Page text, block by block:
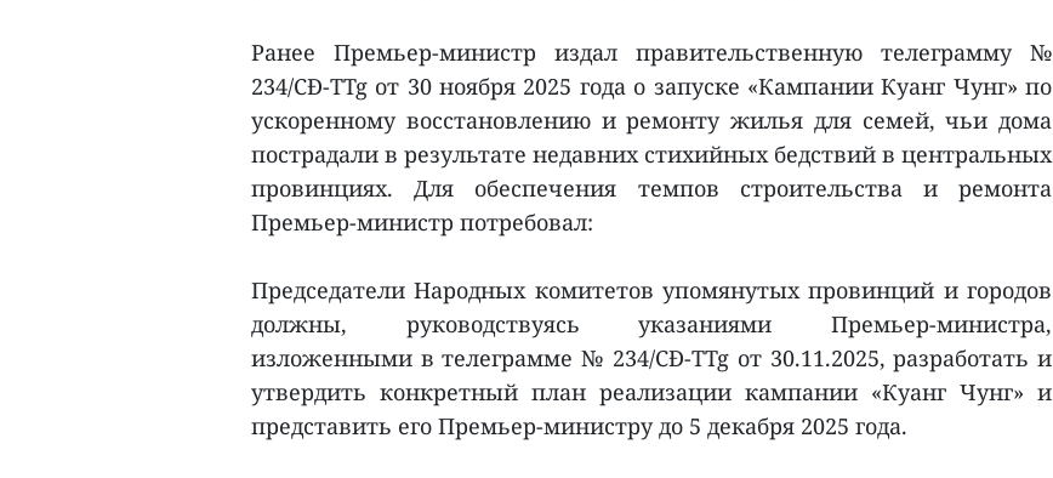
Ранее Премьер-министр издал правительственную телеграмму №
234/CĐ-TTg от 30 ноября 2025 года о запуске «Кампании Куанг Чунг» по
ускоренному восстановлению и ремонту жилья для семей, чьи дома
пострадали в результате недавних стихийных бедствий в центральных
провинциях. Для обеспечения темпов строительства и ремонта
Премьер-министр потребовал:
Председатели Народных комитетов упомянутых провинций и городов
должны, руководствуясь указаниями Премьер-министра,
изложенными в телеграмме № 234/CĐ-TTg от 30.11.2025, разработать и
утвердить конкретный план реализации кампании «Куанг Чунг» и
представить его Премьер-министру до 5 декабря 2025 года.